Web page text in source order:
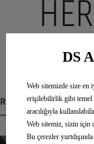
RANDEVUNUZDAN
DS
Web sitemizde size en
erişilebilirlik gibi temel
aracılığıyla
Web sitemiz, sizin için
Bu çerezler